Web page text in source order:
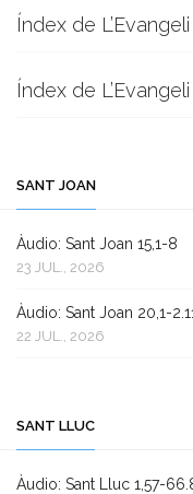
Índex de
Índex de
SANT JOAN
Àudio: Sant Joan 15,1-8
23 JUL., 2026
Àudio: Sant Joan 20,1-
22 JUL., 2026
SANT LLUC
Àudio: Sant Lluc 1,57-